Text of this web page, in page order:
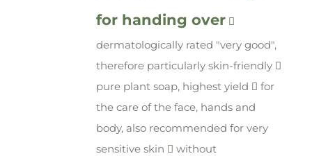
for handing over
dermatologically rated "very good",
therefore particularly skin-friendly
pure plant soap, highest yield
for
the care of the face, hands and
body, also recommended for very
sensitive skin
without